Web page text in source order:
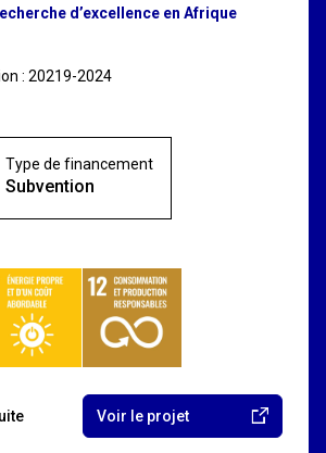
d’excellence en Afrique
: 20219-2024
Type de financement
Subvention
Voir le projet